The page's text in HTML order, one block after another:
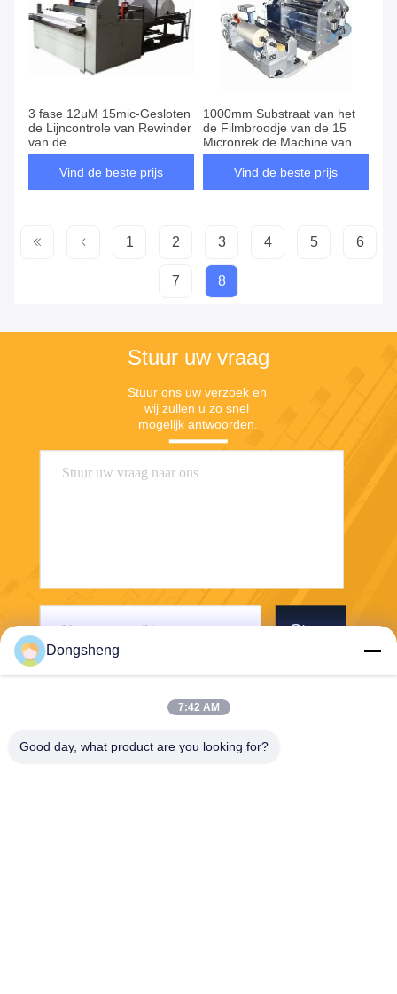
3 fase 12μM 15mic-Gesloten
de Lijncontrole van Rewinder
van de
HUISDIERENsnijmachine
MachineVind de beste prijs
1000mm Substraat van het
de Filmbroodje van de 15
Micronrek de Machine van
de Snijmachinerewinder
Vind de beste prijs
1 2 3 4 5 6
7 8
Stuur uw vraag
Stuur ons uw verzoek en
wij zullen u zo snel
mogelijk antwoorden.
Stuur
Dongsheng
7:42 AM
Good day, what product are you looking for?